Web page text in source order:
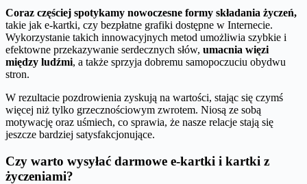
Coraz częściej spotykamy nowoczesne formy składania życzeń,
takie jak e-kartki, czy bezpłatne grafiki dostępne w Internecie.
Wykorzystanie takich innowacyjnych metod umożliwia szybkie i
efektowne przekazywanie serdecznych słów, umacnia więzi
między ludźmi, a także sprzyja dobremu samopoczuciu obydwu
stron.
W rezultacie pozdrowienia zyskują na wartości, stając się czymś
więcej niż tylko grzecznościowym zwrotem. Niosą ze sobą
motywację oraz uśmiech, co sprawia, że nasze relacje stają się
jeszcze bardziej satysfakcjonujące.
Czy warto wysyłać darmowe e-kartki i kartki z
życzeniami?